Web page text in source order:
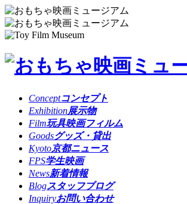
Conceptコンセプト
Exhibition展示物
Film玩具映画フィルム
Goodsグッズ・貸出
Kyoto京都ニュース
FPS学生映画
News新着情報
Blogスタッフブログ
Inquiryお問い合わせ